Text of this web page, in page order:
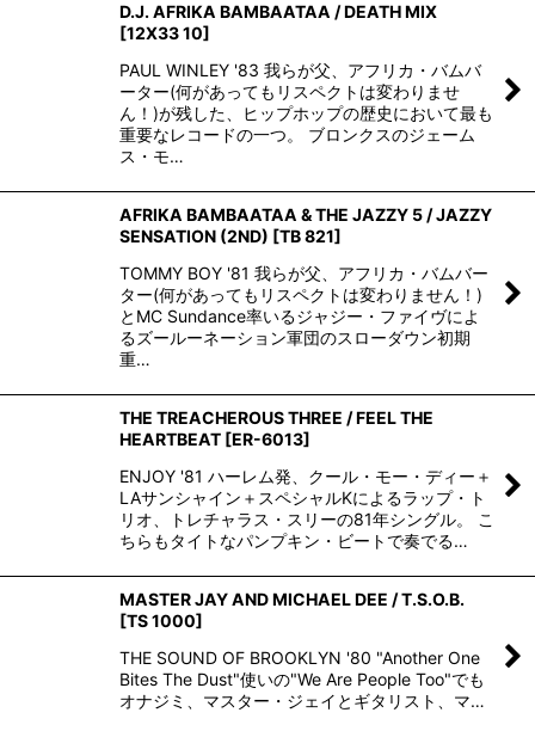
D.J. AFRIKA BAMBAATAA / DEATH MIX
[12X33 10]
PAUL WINLEY '83 我らが父、アフリカ・バムバ
ーター(何があってもリスペクトは変わりませ
ん！)が残した、ヒップホップの歴史において最も
重要なレコードの一つ。 ブロンクスのジェーム
ス・モ…
AFRIKA BAMBAATAA & THE JAZZY 5 / JAZZY
SENSATION (2ND) [TB 821]
TOMMY BOY '81 我らが父、アフリカ・バムバー
ター(何があってもリスペクトは変わりません！)
とMC Sundance率いるジャジー・ファイヴによ
るズールーネーション軍団のスローダウン初期
重…
THE TREACHEROUS THREE / FEEL THE
HEARTBEAT [ER-6013]
ENJOY '81 ハーレム発、クール・モー・ディー＋
LAサンシャイン＋スペシャルKによるラップ・ト
リオ、トレチャラス・スリーの81年シングル。 こ
ちらもタイトなパンプキン・ビートで奏でる…
MASTER JAY AND MICHAEL DEE / T.S.O.B.
[TS 1000]
THE SOUND OF BROOKLYN '80 "Another One
Bites The Dust"使いの"We Are People Too"でも
オナジミ、マスター・ジェイとギタリスト、マ…